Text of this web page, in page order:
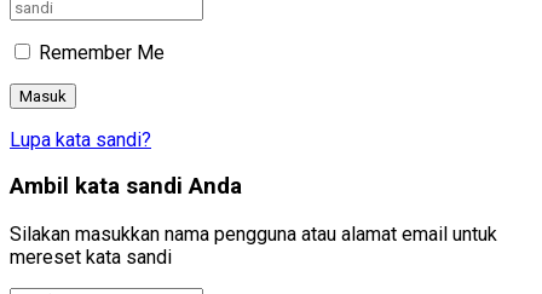
Remember Me
Lupa kata sandi?
Ambil kata sandi Anda
Silakan masukkan nama pengguna atau alamat email untuk
mereset kata sandi